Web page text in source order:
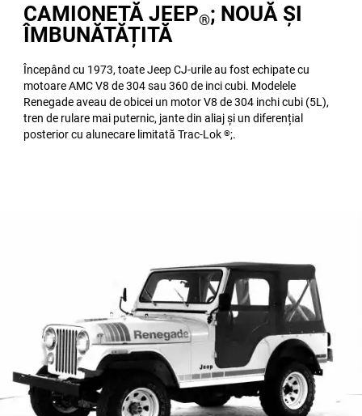
CAMIONETĂ JEEP®; NOUĂ ȘI
ÎMBUNĂTĂȚITĂ
Începând cu 1973, toate Jeep CJ-urile au fost echipate cu
motoare AMC V8 de 304 sau 360 de inci cubi. Modelele
Renegade aveau de obicei un motor V8 de 304 inchi cubi (5L),
tren de rulare mai puternic, jante din aliaj și un diferențial
posterior cu alunecare limitată Trac-Lok®;.